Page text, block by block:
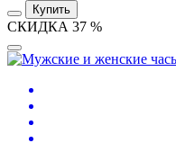
Купить
СКИДКА 37 %